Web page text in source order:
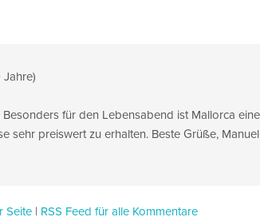
für den Lebensabend ist Mallorca
sehr preiswert zu erhalten. Beste Grüße, Manuel
Seite | RSS Feed für alle Kommentare